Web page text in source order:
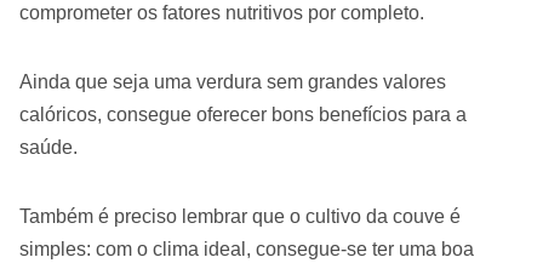
comprometer os fatores nutritivos por completo.
Ainda que seja uma verdura sem grandes valores
calóricos, consegue oferecer bons benefícios para a
saúde.
Também é preciso lembrar que o cultivo da couve é
simples: com o clima ideal, consegue-se ter uma boa